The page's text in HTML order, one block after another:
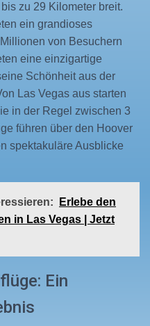
zu 29 Kilometer breit.
ein grandioses
von Besuchern
eine einzigartige
Schönheit aus der
Las Vegas aus starten
in der Regel zwischen 3
führen über den Hoover
spektakuläre Ausblicke
Erlebe den
in Las Vegas | Jetzt
Ein